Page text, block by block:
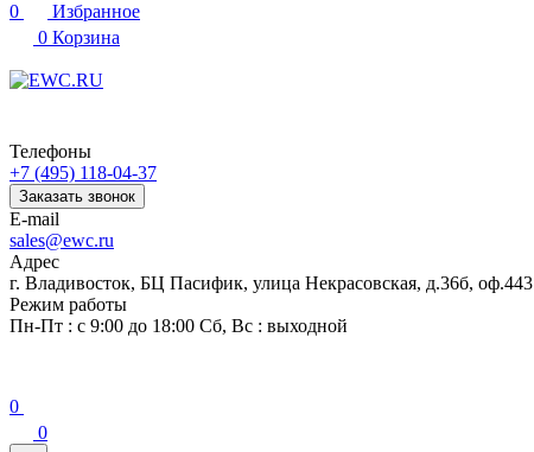
0
Избранное
0 Корзина
Телефоны
+7 (495) 118-04-37
Заказать звонок
E-mail
sales@ewc.ru
Адрес
г. Владивосток, БЦ Пасифик, улица Некрасовская, д.36б, оф.443
Режим работы
Пн-Пт : с 9:00 до 18:00 Сб, Вс : выходной
0
0